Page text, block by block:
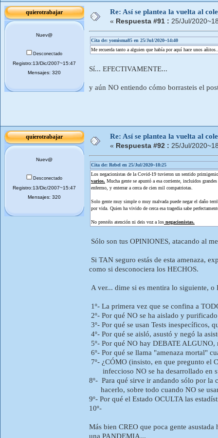
quierotrabajar
Nuev@
Desconectado
Registro:13/Dic/2007~15:47
Mensajes: 320
Re: Así se plantea la vuelta al
« Respuesta #91 : 25/Jul/
Cita de: yomisma85 en 25/Jul/2020~14:40
Me recuerda tanto a alguien que había por aquí hace unos
Sí... EFECTIVAMENTE...
y aún NO entiendo cómo borrasteis el
quierotrabajar
Nuev@
Desconectado
Registro:13/Dic/2007~15:47
Mensajes: 320
Re: Así se plantea la vuelta al
« Respuesta #92 : 25/Jul/
Cita de: Rebel en 25/Jul/2020~18:25
Los negacionistas de la Covid-19 tuvieron un sentido
varios. Mucha gente se apuntó a esa corriente, incluidos
enfermo, y enterrar a cerca de cien mil compatriotas.
Solo gente muy simple o muy malvada puede negar el daño
por vida. Quien ha vivido de cerca esa tragedia sabe
No prestéis atención ni deis voz a los negacionistas.
Sólo son tus OPINIONES, atacando al
Si TAN seguro estás de esta amenaza,
como si desconociera los HECHOS.
A ver... dime si es mentira lo siguiente,
1º- La primera vez que se confina a
2º- Por qué NO se ha aislado y
3º- Por qué se usan Tests
4º- Por qué se aisló, asustó y negó la
5º- Por qué NO hay DEBATE
6º- Por qué se llama "amenaza mortal"
7º- ¿CÓMO (insisto, en que pregunto el
infeccioso NO se ha desarrollado en
8º- Para qué sirve ir andando sólo por la
hacerlo, sobre todo cuando NO se
9º- Por qué el Estado OCULTA las
10º-
Más bien CREO que poca gente
una PANDEMIA...